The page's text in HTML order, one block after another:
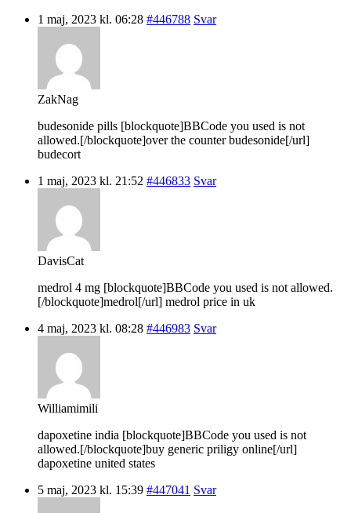
1 maj, 2023 kl. 06:28 #446788 Svar
ZakNag
budesonide pills [blockquote]BBCode you used is not
allowed.[/blockquote]over the counter budesonide[/url]
budecort
1 maj, 2023 kl. 21:52 #446833 Svar
DavisCat
medrol 4 mg [blockquote]BBCode you used is not allowed.
[/blockquote]medrol[/url] medrol price in uk
4 maj, 2023 kl. 08:28 #446983 Svar
Williamimili
dapoxetine india [blockquote]BBCode you used is not
allowed.[/blockquote]buy generic priligy online[/url]
dapoxetine united states
5 maj, 2023 kl. 15:39 #447041 Svar